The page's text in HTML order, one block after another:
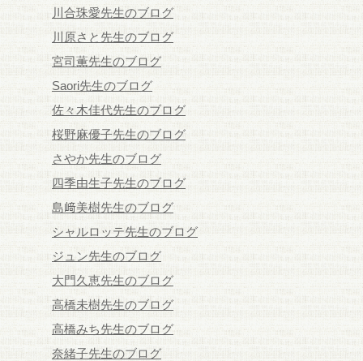
川合珠愛先生のブログ
川原さと先生のブログ
宮司薫先生のブログ
Saori先生のブログ
佐々木佳代先生のブログ
桜野麻優子先生のブログ
さやか先生のブログ
四季由生子先生のブログ
島﨑美樹先生のブログ
シャルロッテ先生のブログ
ジュン先生のブログ
大門久恵先生のブログ
高橋未樹先生のブログ
高橋みち先生のブログ
奈緒子先生のブログ